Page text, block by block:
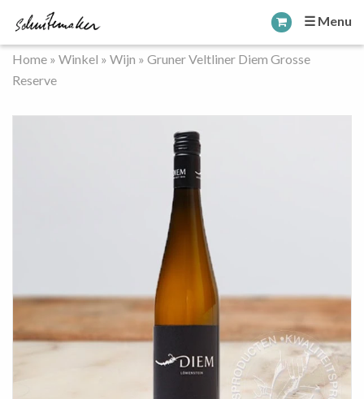
☰ Menu
Home » Winkel » Wijn » Gruner Veltliner Diem Grosse
Reserve